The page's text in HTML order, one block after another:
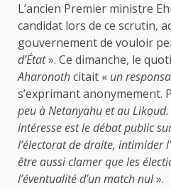
L’ancien Premier ministre
candidat lors de ce scrutin,
gouvernement de vouloir
d’État». Ce dimanche, le
Aharonothcitait « un
s’exprimant anonymement.
peu à Netanyahu et au
intéresse est le débat public
l’électorat de droite, intimider
être aussi clamer que les
l’éventualité d’un match nul».